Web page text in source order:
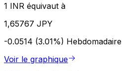
1 INR équivaut à
1,65767 JPY
-0.0514 (3.01%) Hebdomadaire
Voir le graphique